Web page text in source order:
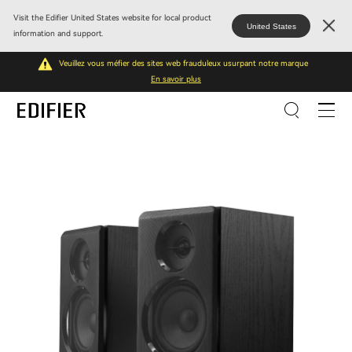
Visit the Edifier United States website for local product
information and support.
United States
Veuillez vous méfier des sites web frauduleux usurpant notre marque
En savoir plus